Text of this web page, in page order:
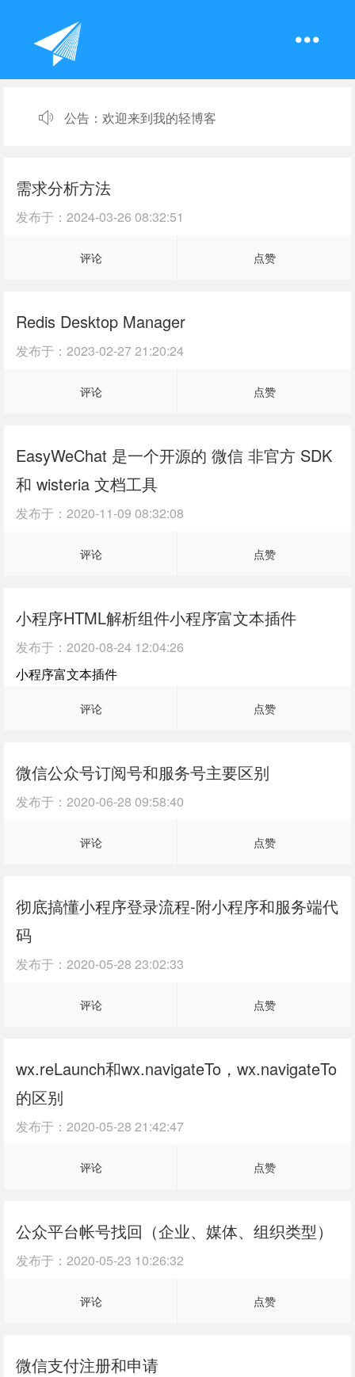
公告： 欢迎来到我的轻博客
需求分析方法
发布于： 2024-03-26 08:32:51
评论 点赞
Redis Desktop Manager
发布于： 2023-02-27 21:20:24
评论 点赞
EasyWeChat 是一个开源的 微信 非官方 SDK
和 wisteria 文档工具
发布于： 2020-11-09 08:32:08
评论 点赞
小程序HTML解析组件小程序富文本插件
发布于： 2020-08-24 12:04:26
小程序富文本插件
评论 点赞
微信公众号订阅号和服务号主要区别
发布于： 2020-06-28 09:58:40
评论 点赞
彻底搞懂小程序登录流程-附小程序和服务端代
码
发布于： 2020-05-28 23:02:33
评论 点赞
wx.reLaunch和wx.navigateTo，wx.navigateTo
的区别
发布于： 2020-05-28 21:42:47
评论 点赞
公众平台帐号找回（企业、媒体、组织类型）
发布于： 2020-05-23 10:26:32
评论 点赞
微信支付注册和申请